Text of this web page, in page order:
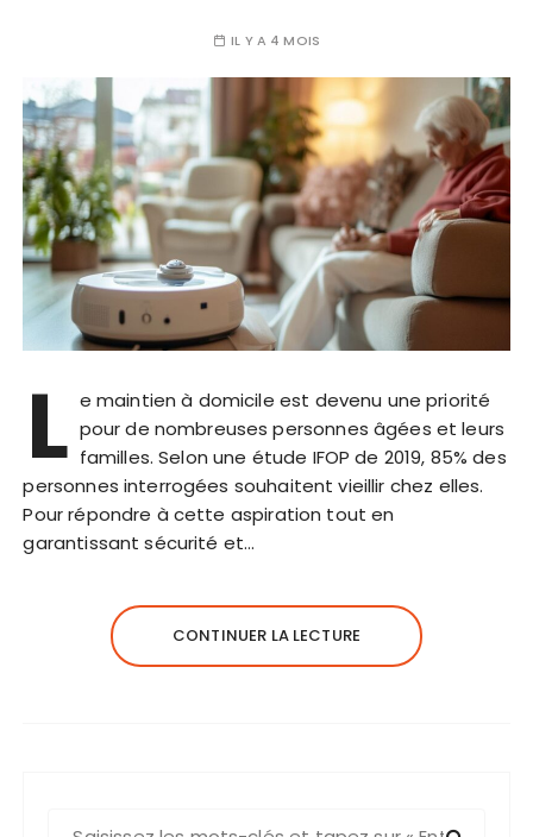
IL Y A 4 MOIS
L e maintien à domicile est devenu une priorité
pour de nombreuses personnes âgées et leurs
familles. Selon une étude IFOP de 2019, 85% des
personnes interrogées souhaitent vieillir chez elles.
Pour répondre à cette aspiration tout en
garantissant sécurité et…
CONTINUER LA LECTURE